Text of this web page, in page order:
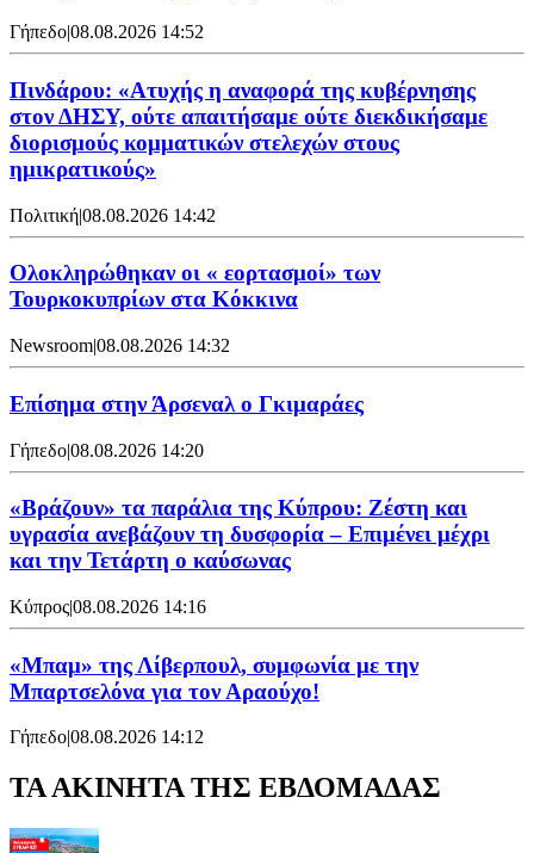
Γήπεδο|08.08.2026 14:52
Πινδάρου: «Ατυχής η αναφορά της κυβέρνησης
στον ΔΗΣΥ, ούτε απαιτήσαμε ούτε διεκδικήσαμε
διορισμούς κομματικών στελεχών στους
ημικρατικούς»
Πολιτική|08.08.2026 14:42
Ολοκληρώθηκαν οι « εορτασμοί» των
Τουρκοκυπρίων στα Κόκκινα
Newsroom|08.08.2026 14:32
Επίσημα στην Άρσεναλ ο Γκιμαράες
Γήπεδο|08.08.2026 14:20
«Βράζουν» τα παράλια της Κύπρου: Ζέστη και
υγρασία ανεβάζουν τη δυσφορία – Επιμένει μέχρι
και την Τετάρτη ο καύσωνας
Κύπρος|08.08.2026 14:16
«Μπαμ» της Λίβερπουλ, συμφωνία με την
Μπαρτσελόνα για τον Αραούχο!
Γήπεδο|08.08.2026 14:12
ΤΑ ΑΚΙΝΗΤΑ ΤΗΣ ΕΒΔΟΜΑΔΑΣ